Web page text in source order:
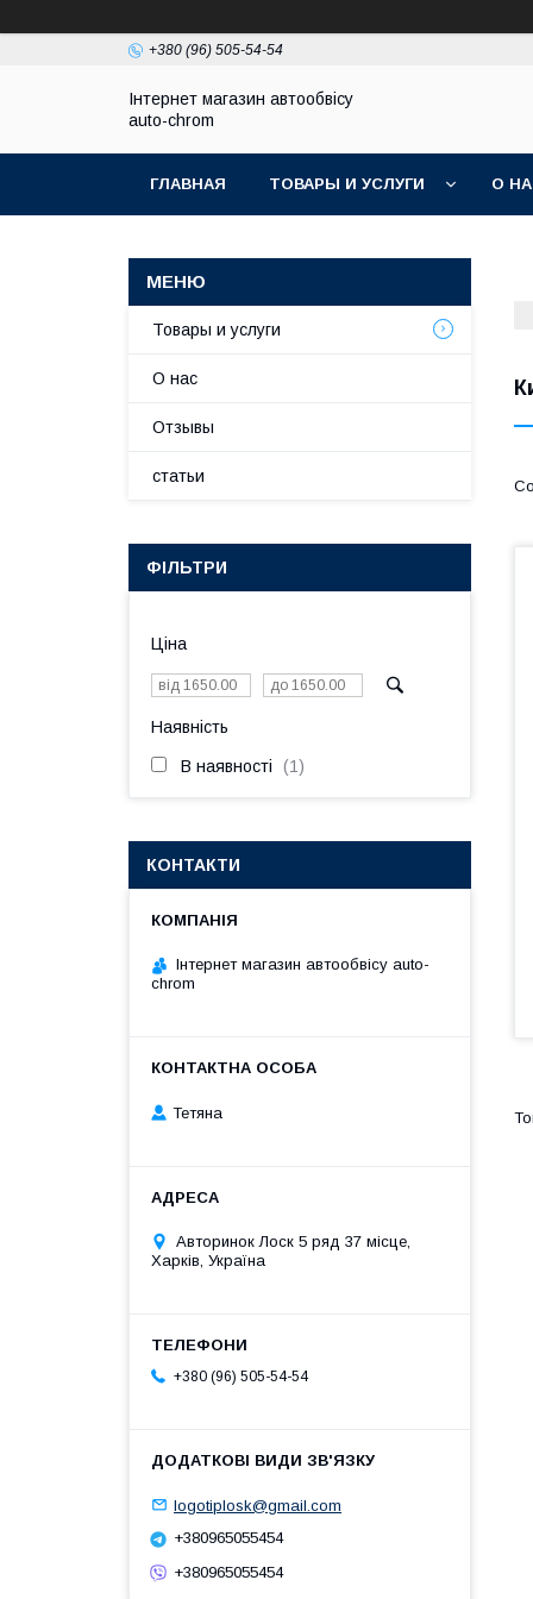
+380 (96) 505-54-54
Інтернет магазин автообвісу
auto-chrom
ГЛАВНАЯ ТОВАРЫ И УСЛУГИ О
Товары и услуги
О нас
Отзывы
статьи
ФІЛЬТРИ
Ціна
Наявність
В наявності 1
КОНТАКТИ
Інтернет магазин автообвісу auto-
chrom
Тетяна
Авторинок Лоск 5 ряд 37 місце,
Харків, Україна
+380 (96) 505-54-54
logotiplosk@gmail.com
+380965055454
+380965055454